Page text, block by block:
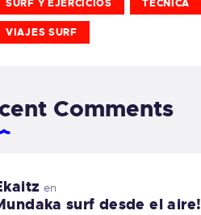
SURF Y EJERCICIOS TECNICA
VIAJES SURF
Comments
en
surf desde el aire!